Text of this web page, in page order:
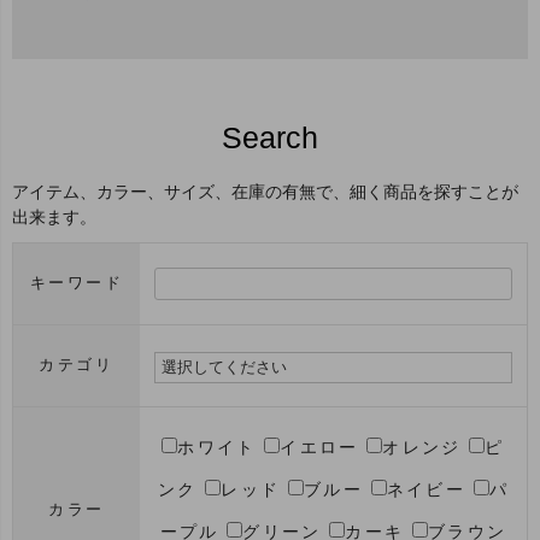
Search
アイテム、カラー、サイズ、在庫の有無で、細く商品を探すことが
出来ます。
キーワード
カテゴリ
カラー
ホワイト イエロー オレンジ ピ
ンク レッド ブルー ネイビー パ
ープル グリーン カーキ ブラウン